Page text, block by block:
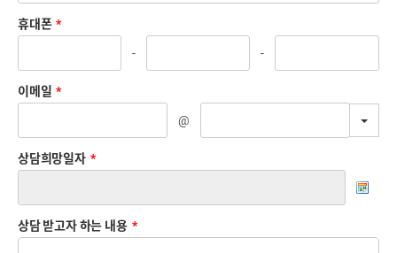
휴대폰 *
- -
이메일 *
@
상담희망일자 *
상담 받고자 하는 내용 *